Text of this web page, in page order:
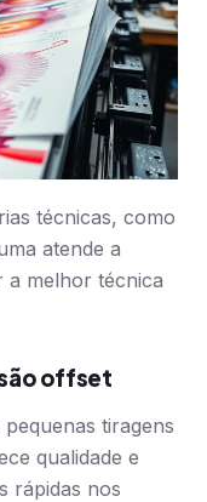
técnicas, como
atende a
a melhor técnica
offset
tiragens
qualidade e
rápidas nos